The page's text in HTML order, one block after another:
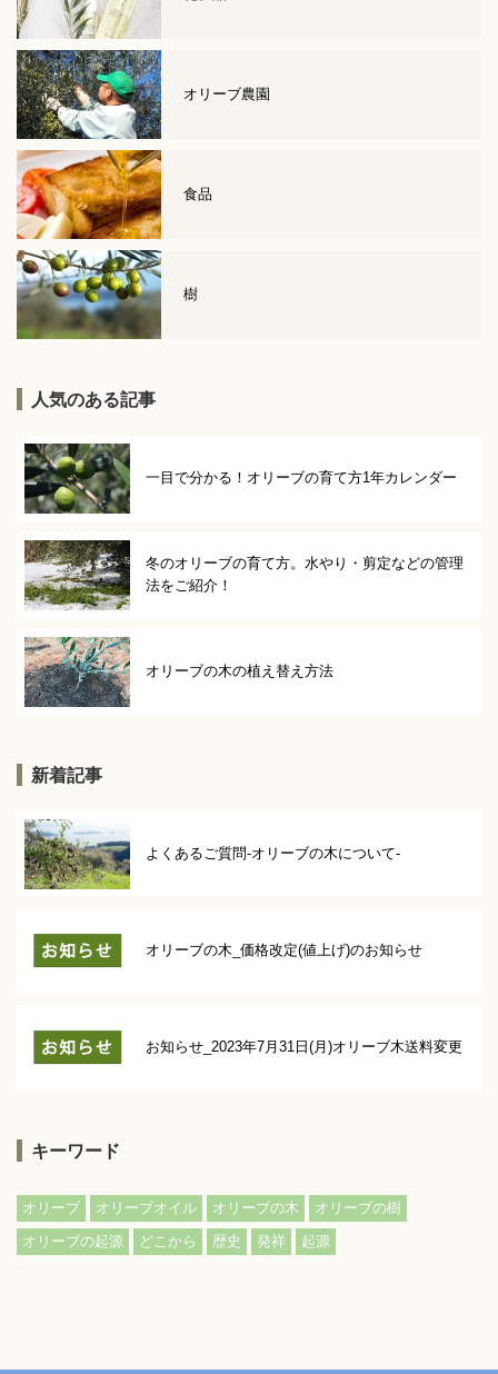
オリーブ農園
食品
樹
人気のある記事
一目で分かる！オリーブの育て方1年カレンダー
冬のオリーブの育て方。水やり・剪定などの管理
法をご紹介！
オリーブの木の植え替え方法
新着記事
よくあるご質問-オリーブの木について-
オリーブの木_価格改定(値上げ)のお知らせ
お知らせ_2023年7月31日(月)オリーブ木送料変更
キーワード
オリーブ オリーブオイル オリーブの木 オリーブの樹
オリーブの起源 どこから 歴史 発祥 起源